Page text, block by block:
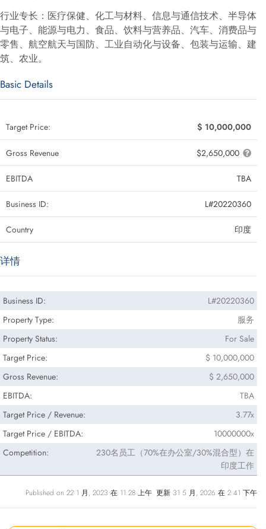
行业专长：医疗保健、化工与材料、信息与通信技术、半导体
与电子、能源与电力、食品、饮料与营养品、汽车、消费品与
零售、航空航天与国防、工业自动化与设备、包装与运输、建
筑、农业。
Basic Details
Target Price: $ 10,000,000
Gross Revenue $2,650,000
EBITDA TBA
Business ID: L#20220360
Country 印度
详情
Business ID:
L#20220360
Property Type:
服务
Property Status:
For Sale
Target Price:
$ 10,000,000
Gross Revenue:
$ 2,650,000
EBITDA:
TBA
Target Price / Revenue:
3.77x
Target Price / EBITDA:
10000000x
Competition:
230名员工（70%在办公室/30%混合型）在
印度工作
Published on 22 1 月, 2023 在 11:28 上午. 更新 31 5 月, 2026 在 2:41 下午